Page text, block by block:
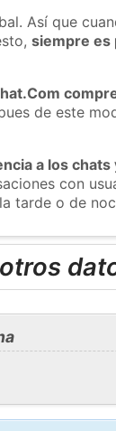
Así que
siempre es
de este
a los
con
tarde o de